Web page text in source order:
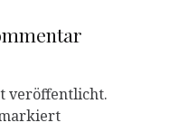
veröffentlicht.